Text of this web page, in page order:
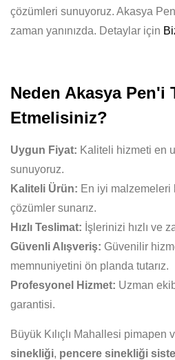
çözümleri sunuyoruz. Akasya
zaman yanınızda. Detaylar için
Neden Akasya Pen'i
Etmelisiniz?
Uygun Fiyat: Kaliteli hizmeti en
sunuyoruz.
Kaliteli Ürün: En iyi malzemeleri
çözümler sunarız.
Hızlı Teslimat: İşlerinizi hızlı ve
Güvenli Alışveriş: Güvenilir
memnuniyetini ön planda tutarız.
Profesyonel Hizmet: Uzman
garantisi.
Büyük Kılıçlı Mahallesi pimapen
sinekliği, pencere sinekliği